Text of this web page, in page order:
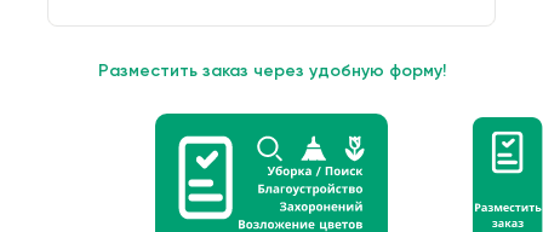
Разместить заказ через удобную форму!